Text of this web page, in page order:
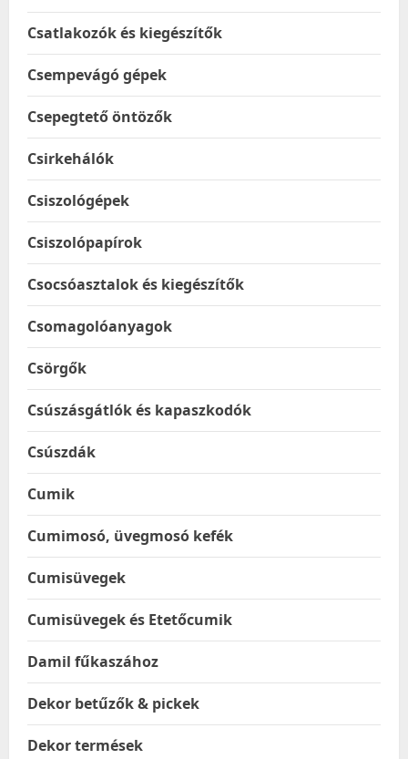
Csatlakozók és kiegészítők
Csempevágó gépek
Csepegtető öntözők
Csirkehálók
Csiszológépek
Csiszolópapírok
Csocsóasztalok és kiegészítők
Csomagolóanyagok
Csörgők
Csúszásgátlók és kapaszkodók
Csúszdák
Cumik
Cumimosó, üvegmosó kefék
Cumisüvegek
Cumisüvegek és Etetőcumik
Damil fűkaszához
Dekor betűzők & pickek
Dekor termések